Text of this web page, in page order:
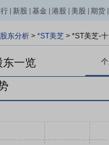
新股 基金 港股 美股 期货
股东分析 > *ST美芝 > *ST美芝-
东一览